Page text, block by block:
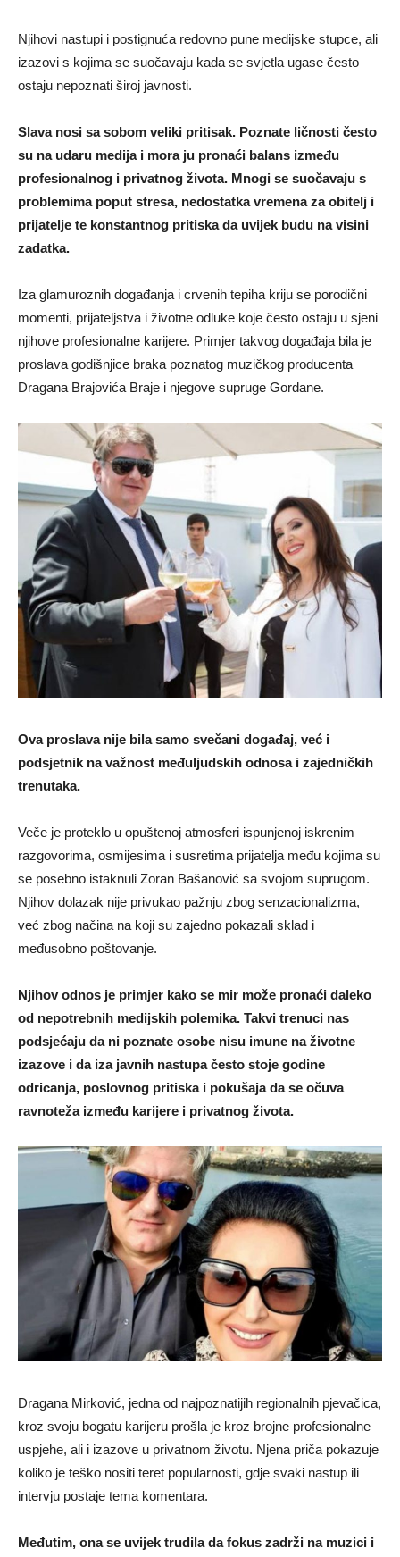
Njihovi nastupi i postignuća redovno pune medijske stupce, ali
izazovi s kojima se suočavaju kada se svjetla ugase često
ostaju nepoznati široj javnosti.
Slava nosi sa sobom veliki pritisak. Poznate ličnosti često
su na udaru medija i mora ju pronaći balans između
profesionalnog i privatnog života. Mnogi se suočavaju s
problemima poput stresa, nedostatka vremena za obitelj i
prijatelje te konstantnog pritiska da uvijek budu na visini
zadatka.
Iza glamuroznih događanja i crvenih tepiha kriju se porodični
momenti, prijateljstva i životne odluke koje često ostaju u sjeni
njihove profesionalne karijere. Primjer takvog događaja bila je
proslava godišnjice braka poznatog muzičkog producenta
Dragana Brajovića Braje i njegove supruge Gordane.
Ova proslava nije bila samo svečani događaj, već i
podsjetnik na važnost međuljudskih odnosa i zajedničkih
trenutaka.
Veče je proteklo u opuštenoj atmosferi ispunjenoj iskrenim
razgovorima, osmijesima i susretima prijatelja među kojima su
se posebno istaknuli Zoran Bašanović sa svojom suprugom.
Njihov dolazak nije privukao pažnju zbog senzacionalizma,
već zbog načina na koji su zajedno pokazali sklad i
međusobno poštovanje.
Njihov odnos je primjer kako se mir može pronaći daleko
od nepotrebnih medijskih polemika. Takvi trenuci nas
podsjećaju da ni poznate osobe nisu imune na životne
izazove i da iza javnih nastupa često stoje godine
odricanja, poslovnog pritiska i pokušaja da se očuva
ravnoteža između karijere i privatnog života.
Dragana Mirković, jedna od najpoznatijih regionalnih pjevačica,
kroz svoju bogatu karijeru prošla je kroz brojne profesionalne
uspjehe, ali i izazove u privatnom životu. Njena priča pokazuje
koliko je teško nositi teret popularnosti, gdje svaki nastup ili
intervju postaje tema komentara.
Međutim, ona se uvijek trudila da fokus zadrži na muzici i